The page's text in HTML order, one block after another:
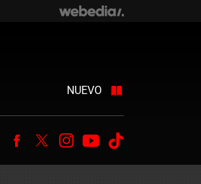
NUEVO
Facebook
TwitterInstagram
Youtube